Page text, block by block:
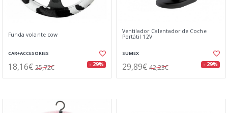
Funda volante cow
CAR+ACCESORIES
18,16€ 25,72€ - 29%
Ventilador Calentador de Coche
Portátil 12V
SUMEX
29,89€ 42,23€ - 29%